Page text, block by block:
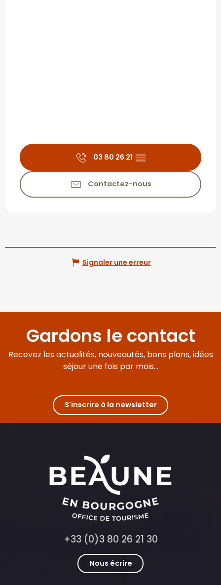
03 80 26 21 ▒▒
Contactez-nous
Signaler une erreur
Gardons le contact
Recevez les actualités, nouveautés, bons plans, idées
séjour une fois par mois...
S'inscrire à la newsletter
+33 (0)3 80 26 21 30
Nous écrire